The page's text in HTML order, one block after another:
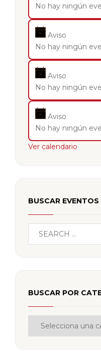
No hay ningún
Aviso
No hay ningún
Aviso
No hay ningún
Aviso
No hay ningún
Ver calendario
BUSCAR EVENTOS
BUSCAR POR